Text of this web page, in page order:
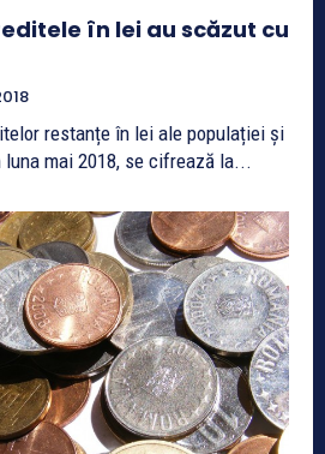
în lei au scăzut cu
restanțe în lei ale populației și
mai 2018, se cifrează la...